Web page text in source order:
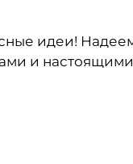
идеи!
и